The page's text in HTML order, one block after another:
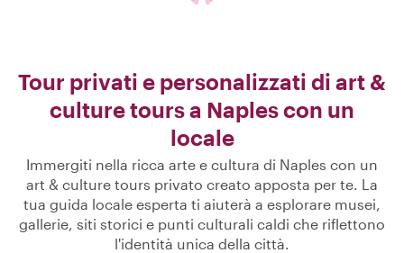
Tour privati e personalizzati di art &
culture tours a Naples con un
locale
Immergiti nella ricca arte e cultura di Naples con un
art & culture tours privato creato apposta per te. La
tua guida locale esperta ti aiuterà a esplorare musei,
gallerie, siti storici e punti culturali caldi che riflettono
l'identità unica della città.